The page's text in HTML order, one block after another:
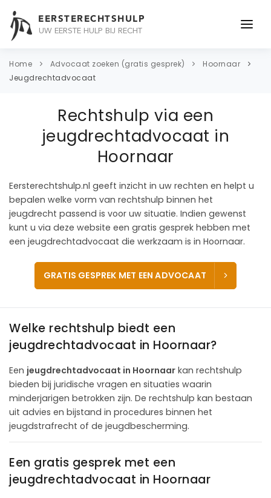
EERSTERECHTSHULP
UW EERSTE HULP BIJ RECHT
ONDERWERPEN
ADVOCAAT
OVER ONS
Home Advocaat zoeken (gratis gesprek)
Hoornaar
Jeugdrechtadvocaat
Rechtshulp via een
jeugdrechtadvocaat in
Hoornaar
Eersterechtshulp.nl geeft inzicht in uw rechten en helpt u
bepalen welke vorm van rechtshulp binnen het
jeugdrecht passend is voor uw situatie. Indien gewenst
kunt u via deze website een gratis gesprek hebben met
een jeugdrechtadvocaat die werkzaam is in Hoornaar.
GRATIS GESPREK MET EEN ADVOCAAT
Welke rechtshulp biedt een
jeugdrechtadvocaat in Hoornaar?
Een jeugdrechtadvocaat in Hoornaar kan rechtshulp
bieden bij juridische vragen en situaties waarin
minderjarigen betrokken zijn. De rechtshulp kan bestaan
uit advies en bijstand in procedures binnen het
jeugdstrafrecht of de jeugdbescherming.
Een gratis gesprek met een
jeugdrechtadvocaat in Hoornaar